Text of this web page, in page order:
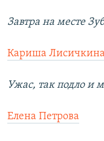
Завтра на месте
Кариша Лисичкина
Ужас, так подло и
Елена Петрова